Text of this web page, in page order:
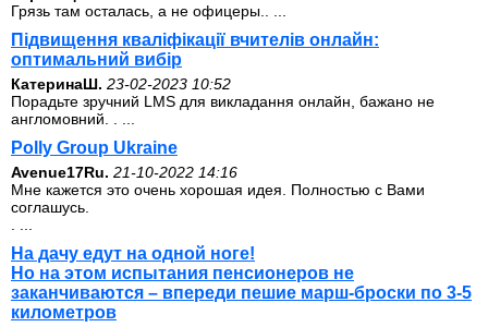
Грязь там осталась, а не офицеры.. ...
Підвищення кваліфікації вчителів онлайн:
оптимальний вибір
КатеринаШ. 23-02-2023 10:52
Порадьте зручний LMS для викладання онлайн, бажано не
англомовний. . ...
Polly Group Ukraine
Avenue17Ru. 21-10-2022 14:16
Мне кажется это очень хорошая идея. Полностью с Вами
соглашусь.
На дачу едут на одной ноге!
Но на этом испытания пенсионеров не
заканчиваются – впереди пешие марш-броски по 3-5
километров